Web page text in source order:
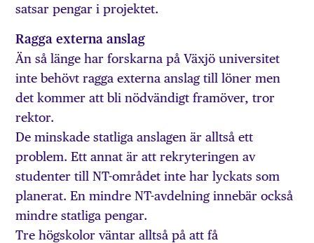
satsar pengar i projektet.
Ragga externa anslag
Än så länge har forskarna på Växjö universitet
inte behövt ragga externa anslag till löner men
det kommer att bli nödvändigt framöver, tror
rektor.
De minskade statliga anslagen är alltså ett
problem. Ett annat är att rekryteringen av
studenter till NT-området inte har lyckats som
planerat. En mindre NT-avdelning innebär också
mindre statliga pengar.
Tre högskolor väntar alltså på att få